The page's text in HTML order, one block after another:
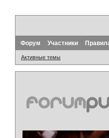
Форум Участники
Активные темы